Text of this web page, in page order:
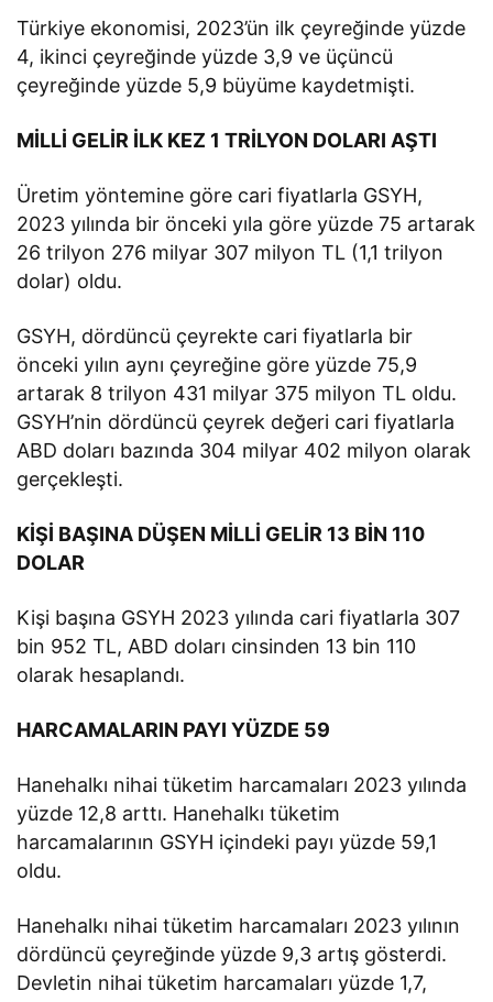
Türkiye ekonomisi, 2023’ün ilk çeyreğinde yüzde
4, ikinci çeyreğinde yüzde 3,9 ve üçüncü
çeyreğinde yüzde 5,9 büyüme kaydetmişti.
MİLLİ GELİR İLK KEZ 1 TRİLYON DOLARI AŞTI
Üretim yöntemine göre cari fiyatlarla GSYH,
2023 yılında bir önceki yıla göre yüzde 75 artarak
26 trilyon 276 milyar 307 milyon TL (1,1 trilyon
dolar) oldu.
GSYH, dördüncü çeyrekte cari fiyatlarla bir
önceki yılın aynı çeyreğine göre yüzde 75,9
artarak 8 trilyon 431 milyar 375 milyon TL oldu.
GSYH’nin dördüncü çeyrek değeri cari fiyatlarla
ABD doları bazında 304 milyar 402 milyon olarak
gerçekleşti.
KİŞİ BAŞINA DÜŞEN MİLLİ GELİR 13 BİN 110
DOLAR
Kişi başına GSYH 2023 yılında cari fiyatlarla 307
bin 952 TL, ABD doları cinsinden 13 bin 110
olarak hesaplandı.
HARCAMALARIN PAYI YÜZDE 59
Hanehalkı nihai tüketim harcamaları 2023 yılında
yüzde 12,8 arttı. Hanehalkı tüketim
harcamalarının GSYH içindeki payı yüzde 59,1
oldu.
Hanehalkı nihai tüketim harcamaları 2023 yılının
dördüncü çeyreğinde yüzde 9,3 artış gösterdi.
Devletin nihai tüketim harcamaları yüzde 1,7,